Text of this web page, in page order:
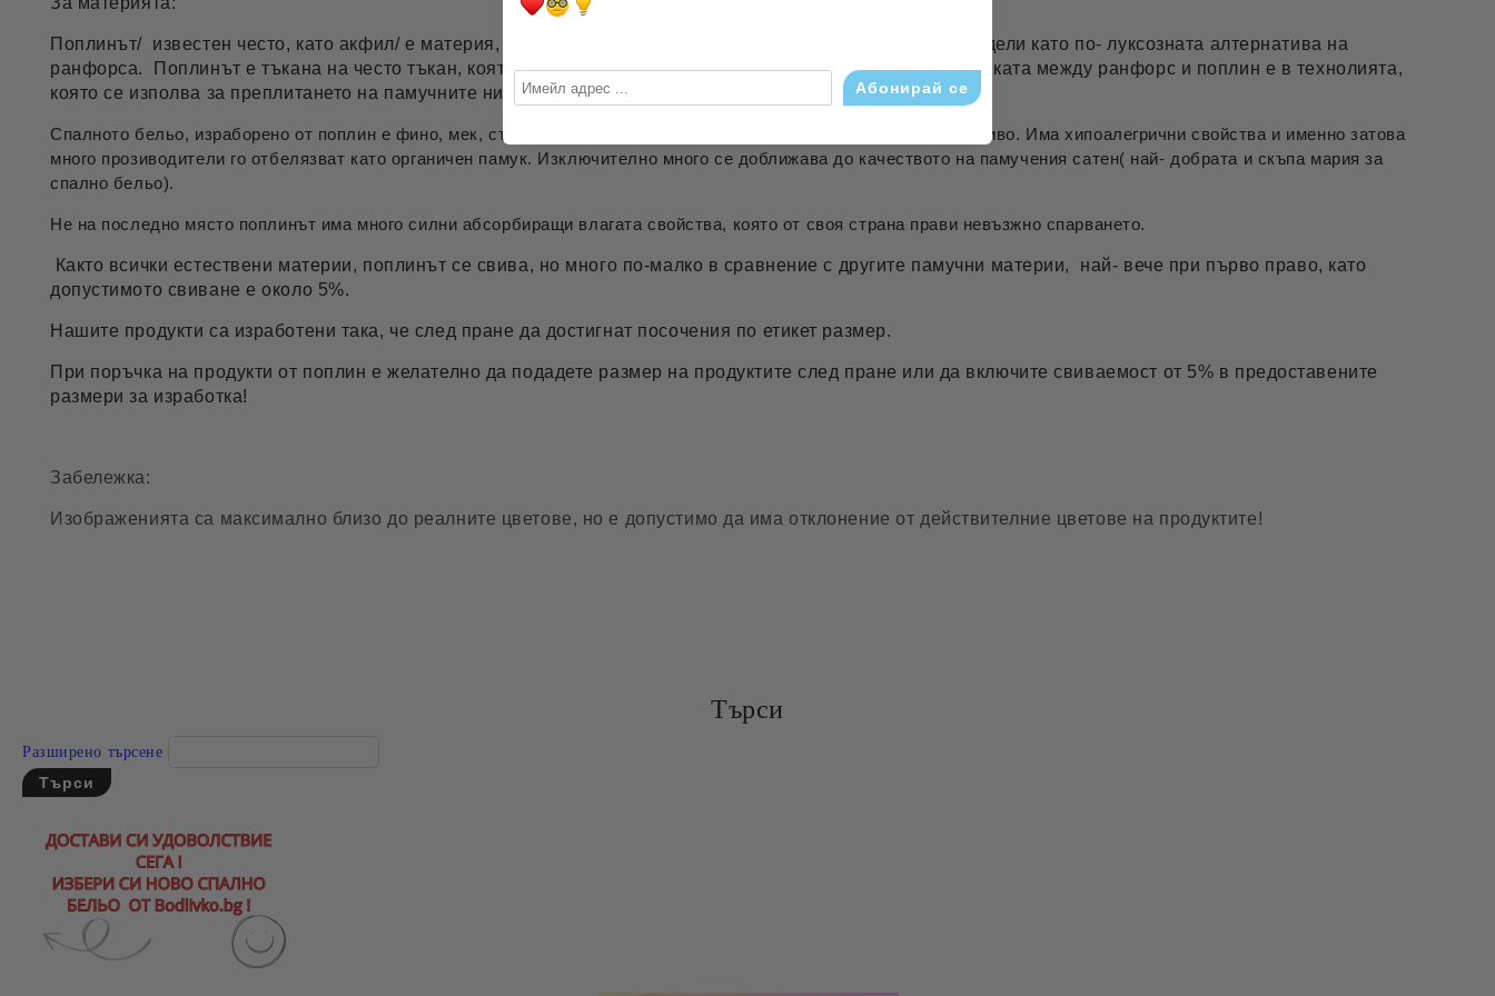
Поплинът/ известен често, като акфил/ е материя, която съставено от 100% памук, като може да се определи като по- луксозната алтернатива на
ранфорса. Поплинът е тъкана на често тъкан, която създва изключително нежно и меко докасване. Разликата между ранфорс и поплин е в технолията,
която се изполва за преплитането на памучните нишки.Съдържа от 60-63 нишки/см2
Спалното бельо, израборено от поплин е фино, мек, съдържа блясък и в същото време е изключително издръжливо. Има хипоалегрични свойства и именно затова
много прозиводители го отбелязват като органичен памук. Изключително много се доближава до качеството на памучения сатен( най- добрата и скъпа мария за
спално бельо).
Не на последно място поплинът има много силни абсорбиращи влагата свойства, която от своя страна прави невъзжно спарването.
Както всички естествени материи, поплинът се свива, но много по-малко в сравнение с другите памучни материи, най- вече при първо право, като
допустимото свиване е около 5%.
Нашите продукти са изработени така, че след пране да достигнат посочения по етикет размер.
При поръчка на продукти от поплин е желателно да подадете размер на продуктите след пране или да включите свиваемост от 5% в предоставените
размери за изработка!
Забележка:
Изображенията са максимално близо до реалните цветове, но е допустимо да има отклонение от действителние цветове на продуктите!
Търси
Разширено търсене